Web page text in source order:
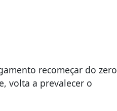
recomeçar do zero
volta a prevalecer o